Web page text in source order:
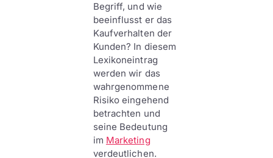
Begriff, und wie
beeinflusst er das
Kaufverhalten der
Kunden? In diesem
Lexikoneintrag
werden wir das
wahrgenommene
Risiko eingehend
betrachten und
seine Bedeutung
im Marketing
verdeutlichen.